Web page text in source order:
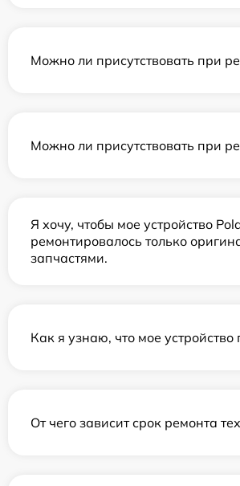
Можно ли присутствовать при
Можно ли присутствовать при
Я хочу, чтобы мое устройство
ремонтировалось только
запчастями.
Как я узнаю, что мое устройство
От чего зависит срок ремонта